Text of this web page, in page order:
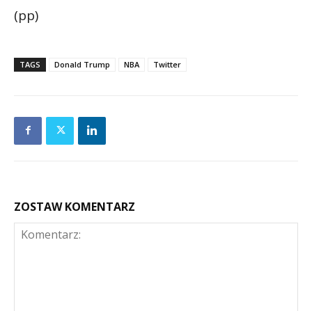
(pp)
TAGS Donald Trump NBA Twitter
ZOSTAW KOMENTARZ